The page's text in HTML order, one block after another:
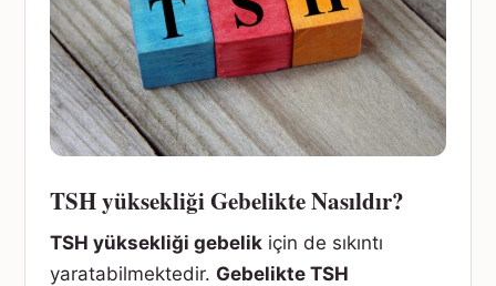
TSH yüksekliği Gebelikte Nasıldır?
TSH yüksekliği gebelik için de sıkıntı
yaratabilmektedir. Gebelikte TSH